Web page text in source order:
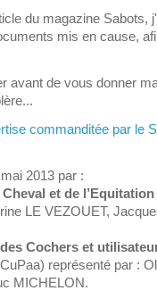
du magazine Sabots,
mis en cause,
avant de vous donner
commanditée par le
2013 par :
et de l’Equitation
LE VEZOUET,
Cochers et
représenté par :
MICHELON.